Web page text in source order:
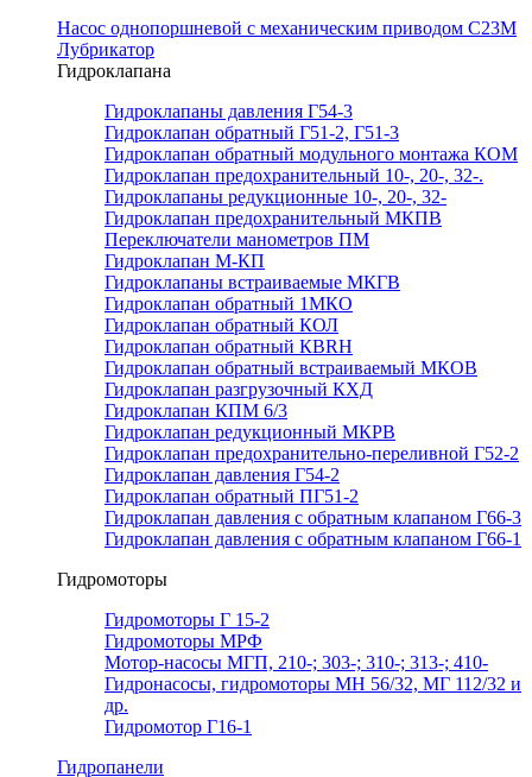
Насос однопоршневой с механическим приводом С23М
Лубрикатор
Гидроклапана
Гидроклапаны давления Г54-3
Гидроклапан обратный Г51-2, Г51-3
Гидроклапан обратный модульного монтажа КОМ
Гидроклапан предохранительный 10-, 20-, 32-.
Гидроклапаны редукционные 10-, 20-, 32-
Гидроклапан предохранительный МКПВ
Переключатели манометров ПМ
Гидроклапан М-КП
Гидроклапаны встраиваемые МКГВ
Гидроклапан обратный 1МКО
Гидроклапан обратный КОЛ
Гидроклапан обратный КВRН
Гидроклапан обратный встраиваемый МКОВ
Гидроклапан разгрузочный КХД
Гидроклапан КПМ 6/3
Гидроклапан редукционный МКРВ
Гидроклапан предохранительно-переливной Г52-2
Гидроклапан давления Г54-2
Гидроклапан обратный ПГ51-2
Гидроклапан давления с обратным клапаном Г66-3
Гидроклапан давления с обратным клапаном Г66-1
Гидромоторы
Гидромоторы Г 15-2
Гидромоторы МРФ
Мотор-насосы МГП, 210-; 303-; 310-; 313-; 410-
Гидронасосы, гидромоторы МН 56/32, МГ 112/32 и
др.
Гидромотор Г16-1
Гидропанели